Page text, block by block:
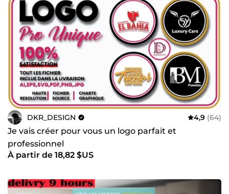
DKR_DESIGN 4,9 (64)
Je vais créer pour vous un logo parfait et
professionnel
À partir de 18,82 $US